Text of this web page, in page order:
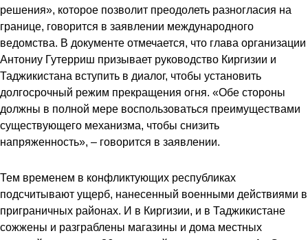
решения», которое позволит преодолеть разногласия на
границе, говорится в заявлении международного
ведомства. В документе отмечается, что глава организации
Антониу Гутерриш призывает руководство Киргизии и
Таджикистана вступить в диалог, чтобы установить
долгосрочный режим прекращения огня. «Обе стороны
должны в полной мере воспользоваться преимуществами
существующего механизма, чтобы снизить
напряженность», – говорится в заявлении.
Тем временем в конфликтующих республиках
подсчитывают ущерб, нанесенный военными действиями в
приграничных районах. И в Киргизии, и в Таджикистане
сожжены и разграблены магазины и дома местных